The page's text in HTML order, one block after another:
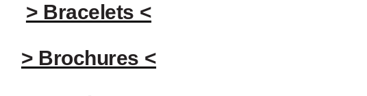
> Bracelets <
> Brochures <